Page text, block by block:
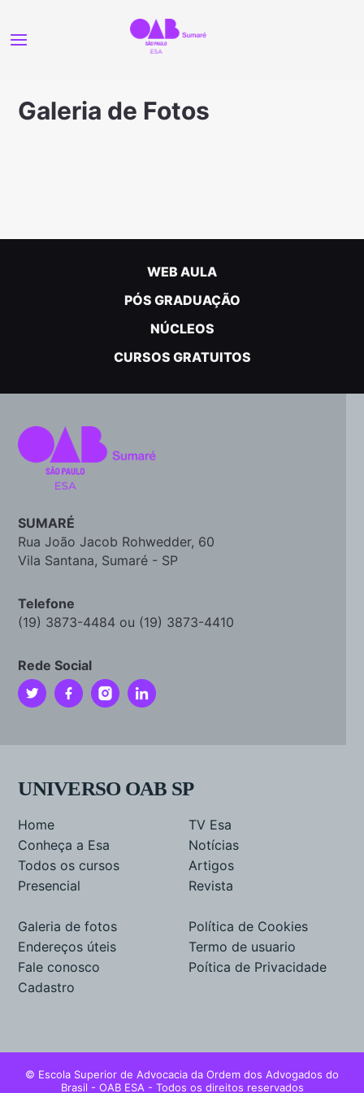
Galeria de Fotos
WEB AULA
PÓS GRADUAÇÃO
NÚCLEOS
CURSOS GRATUITOS
SUMARÉ
Rua João Jacob Rohwedder, 60
Vila Santana, Sumaré - SP
Telefone
(19) 3873-4484 ou (19) 3873-4410
Rede Social
UNIVERSO OAB SP
Home
Conheça a Esa
Todos os cursos
Presencial
TV Esa
Notícias
Artigos
Revista
Galeria de fotos
Endereços úteis
Fale conosco
Cadastro
Política de Cookies
Termo de usuario
Poítica de Privacidade
© Escola Superior de Advocacia da Ordem dos Advogados do
Brasil - OAB ESA - Todos os direitos reservados